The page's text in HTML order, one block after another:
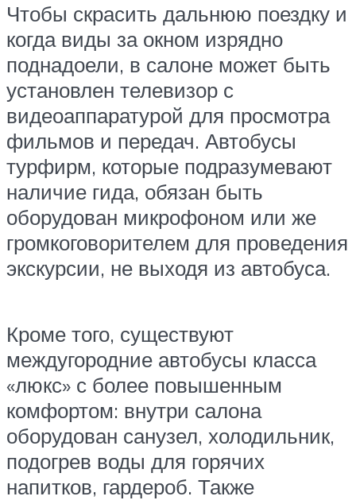
Чтобы скрасить дальнюю поездку и
когда виды за окном изрядно
поднадоели, в салоне может быть
установлен телевизор с
видеоаппаратурой для просмотра
фильмов и передач. Автобусы
турфирм, которые подразумевают
наличие гида, обязан быть
оборудован микрофоном или же
громкоговорителем для проведения
экскурсии, не выходя из автобуса.
Кроме того, существуют
междугородние автобусы класса
«люкс» с более повышенным
комфортом: внутри салона
оборудован санузел, холодильник,
подогрев воды для горячих
напитков, гардероб. Также